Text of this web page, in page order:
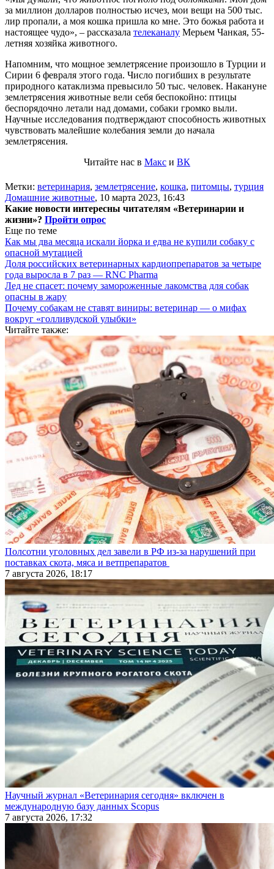
за миллион долларов полностью исчез, мои вещи на 500 тыс.
лир пропали, а моя кошка пришла ко мне. Это божья работа и
настоящее чудо», – рассказала телеканалу Мерьем Чанкая, 55-
летняя хозяйка животного.
Напомним, что мощное землетрясение произошло в Турции и
Сирии 6 февраля этого года. Число погибших в результате
природного катаклизма превысило 50 тыс. человек. Накануне
землетрясения животные вели себя беспокойно: птицы
беспорядочно летали над домами, собаки громко выли.
Научные исследования подтверждают способность животных
чувствовать малейшие колебания земли до начала
землетрясения.
Читайте нас в Макс и ВК
Метки: ветеринария, землетрясение, кошка, питомцы, турция
Домашние животные, 10 марта 2023, 16:43
Какие новости интересны читателям «Ветеринарии и
жизни»? Пройти опрос
Еще по теме
Как мы два месяца искали йорка и едва не купили собаку с
опасной мутацией
Доля российских ветеринарных кардиопрепаратов за четыре
года выросла в 7 раз — RNC Pharma
Лед не спасет: почему замороженные лакомства для собак
опасны в жару
Почему собакам не ставят виниры: ветеринар — о мифах
вокруг «голливудской улыбки»
Читайте также:
Полсотни уголовных дел завели в РФ из-за нарушений при
поставках скота, мяса и ветпрепаратов
7 августа 2026, 18:17
Научный журнал «Ветеринария сегодня» включен в
международную базу данных Scopus
7 августа 2026, 17:32